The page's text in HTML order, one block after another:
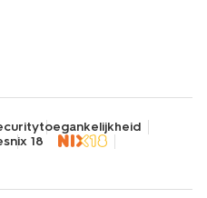
toegankelijkheid
nix 18